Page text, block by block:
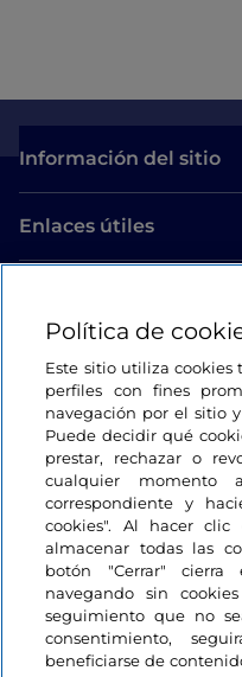
Información del sitio
Enlaces útiles
Estamos en contacto
Política de
Este sitio utiliza cookies
perfiles con fines
navegación por el sitio
Puede decidir qué
prestar, rechazar o
cualquier momento
correspondiente y
cookies". Al hacer clic
almacenar todas las
botón "Cerrar" cierra
navegando sin
seguimiento que no
consentimiento,
beneficiarse de